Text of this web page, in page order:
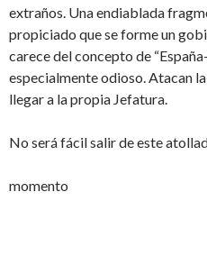
extraños. Una endiablada
propiciado que se forme un
carece del concepto de
especialmente odioso. Atacan
llegar a la propia Jefatura.
No será fácil salir de este
momento